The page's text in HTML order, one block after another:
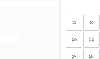
৩
৪
১০
১১
১৭
১৮